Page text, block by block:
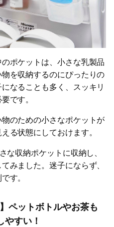
ポケットは、小さな乳製品
を収納するのにぴったりの
なることも多く、スッキリ
です。
のための小さなポケットが
る状態にしておけます。
な収納ポケットに収納し、
みました。迷子にならず、
す。
ペットボトルやお茶も
やすい！